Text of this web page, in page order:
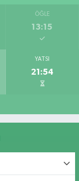
ÖĞLE
13:15
YATSI
21:54